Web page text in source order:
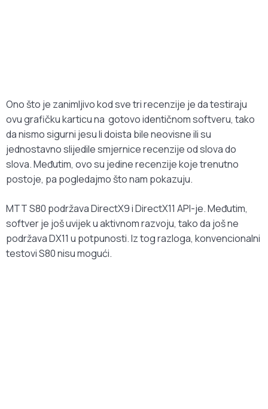
Ono što je zanimljivo kod sve tri recenzije je da testiraju
ovu grafičku karticu na gotovo identičnom softveru, tako
da nismo sigurni jesu li doista bile neovisne ili su
jednostavno slijedile smjernice recenzije od slova do
slova. Međutim, ovo su jedine recenzije koje trenutno
postoje, pa pogledajmo što nam pokazuju.
MTT S80 podržava DirectX9 i DirectX11 API-je. Međutim,
softver je još uvijek u aktivnom razvoju, tako da još ne
podržava DX11 u potpunosti. Iz tog razloga, konvencionalni
testovi S80 nisu mogući.